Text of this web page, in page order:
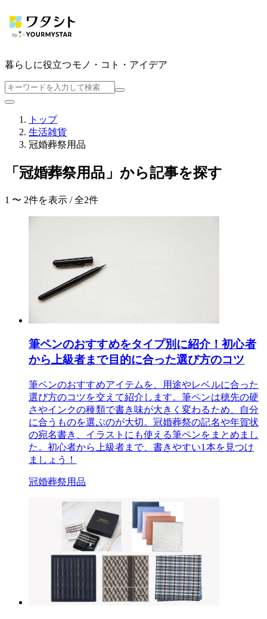
暮らしに役立つモノ・コト・アイデア
トップ
生活雑貨
冠婚葬祭用品
「冠婚葬祭用品」から記事を探す
1 〜 2件を表示 / 全2件
筆ペンのおすすめをタイプ別に紹介！初心者
から上級者まで目的に合った選び方のコツ
筆ペンのおすすめアイテムを、用途やレベルに合った
選び方のコツを交えて紹介します。筆ペンは穂先の硬
さやインクの種類で書き味が大きく変わるため、自分
に合うものを選ぶのが大切。冠婚葬祭の記名や年賀状
の宛名書き、イラストにも使える筆ペンをまとめまし
た。初心者から上級者まで、書きやすい1本を見つけ
ましょう！
冠婚葬祭用品